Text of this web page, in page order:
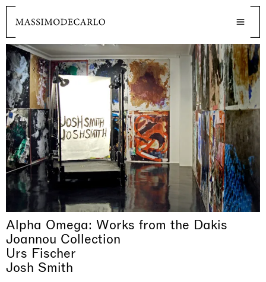
Alpha Omega: Works from the Dakis
Joannou Collection
Urs Fischer
Josh Smith